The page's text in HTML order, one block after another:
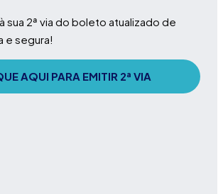
sua 2ª via do boleto atualizado de
e segura!
AQUI PARA EMITIR 2ª VIA